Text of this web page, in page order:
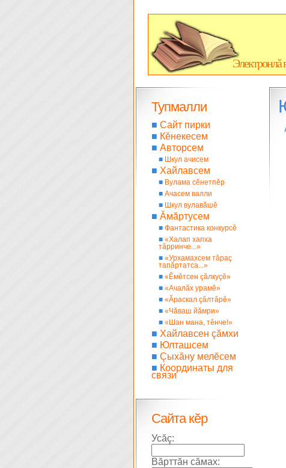
Электронлă
Тупмалли
■ Сайт пирки
■ Кĕнекесем
■ Авторсем
■ Шкул ачисем
■ Хайлавсем
■ Вулама сĕнетпĕр
■ Ачасем валли
■ Шкул вулавăшĕ
■ Ăмăртусем
■ Фантастика конкурсĕ
■ «Халап хапха
тăрринче...»
■ «Урхамахсем тăраç
тапăртатса...»
■ «Ĕмĕтсен çăлкуçĕ»
■ «Ачалăх урамĕ»
■ «Ăраскал çăлтăрĕ»
■ «Чăваш йăмри»
■ «Шан мана, тĕнче!»
■ Хайлавсен çăмхи
■ Юлташсем
■ Çыхăну мелĕсем
■ Координаты для
связи
Сайта кĕр
Усăç:
Вăрттăн сăмах: